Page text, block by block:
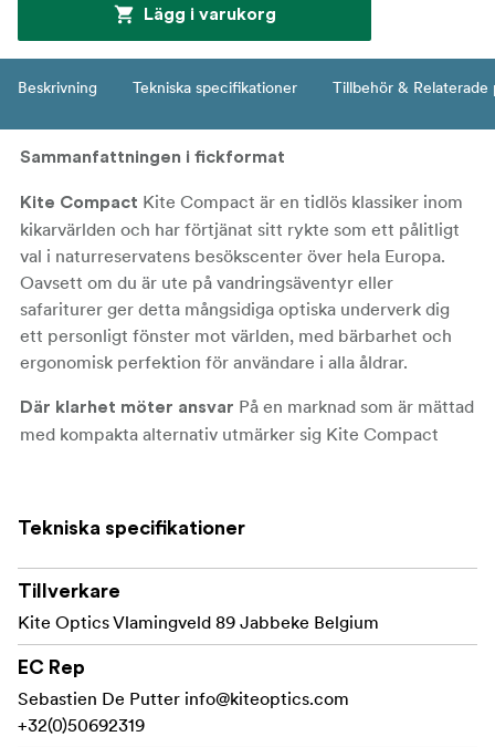
Lägg i varukorg
Beskrivning Tekniska specifikationer Tillbehör & Relaterade
Sammanfattningen i fickformat
Kite Compact Kite Compact är en tidlös klassiker inom
kikarvärlden och har förtjänat sitt rykte som ett pålitligt
val i naturreservatens besökscenter över hela Europa.
Oavsett om du är ute på vandringsäventyr eller
safariturer ger detta mångsidiga optiska underverk dig
ett personligt fönster mot världen, med bärbarhet och
ergonomisk perfektion för användare i alla åldrar.
Där klarhet möter ansvar På en marknad som är mättad
med kompakta alternativ utmärker sig Kite Compact
kräver största möjliga omsorg. Till skillnad från
undermålig optik som kan äventyra bildkvaliteten och
potentiellt skada unga ögon, levererar Kite Compact
skarpa bilder med hög kontrast som garanterar säkerhet
och visuell kvalitet för en förbättrad tittarupplevelse.
En följeslagare för generationerI en tid av
engångsprylar är Kite Compact en hållbar investering
Tekniska specifikationer
Tillverkare
Kite Optics Vlamingveld 89 Jabbeke Belgium
EC Rep
Sebastien De Putter info@kiteoptics.com
+32(0)50692319